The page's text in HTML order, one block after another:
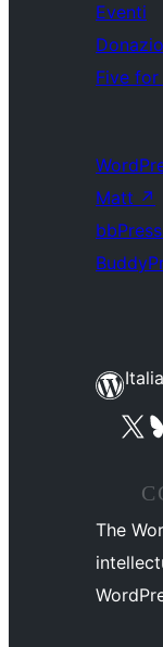
Eventi
Five for
Matt ↗
bbPress
Italia
Visita il nostro
The